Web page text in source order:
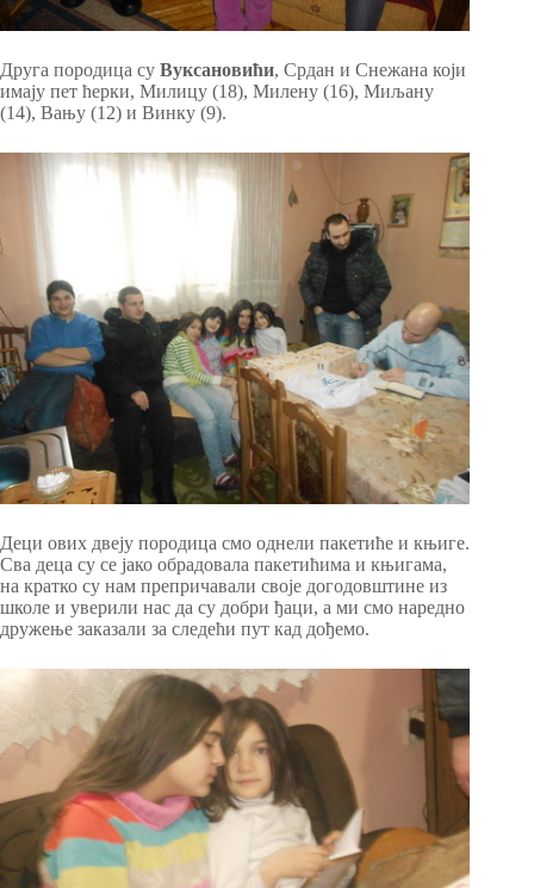
Друга породица су Вуксановићи, Срдан и Снежана који
имају пет ћерки, Милицу (18), Милену (16), Миљану
(14), Вању (12) и Винку (9).
Деци ових двеју породица смо однели пакетиће и књиге.
Сва деца су се јако обрадовала пакетићима и књигама,
на кратко су нам препричавали своје догодовштине из
школе и уверили нас да су добри ђаци, а ми смо наредно
дружење заказали за следећи пут кад дођемо.